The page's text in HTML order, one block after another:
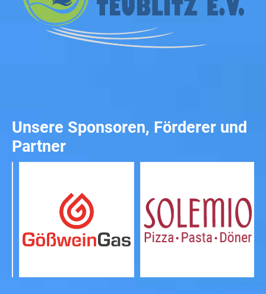
Unsere Sponsoren, Förderer und
Partner